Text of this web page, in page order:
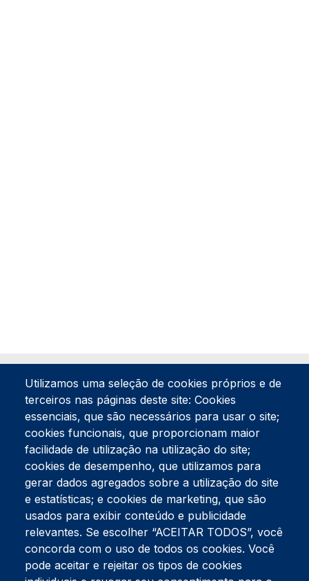
Tel:234 390 100Fax:234 390 100
Endereço Postal
Apartado 42
Rua Gil Eanes 31
3834-908 Gafanha da Nazaré
Estúdios
Rua Prior Guerra
Utilizamos uma seleção de cookies próprios e de
terceiros nas páginas deste site: Cookies
essenciais, que são necessários para usar o site;
cookies funcionais, que proporcionam maior
facilidade de utilização na utilização do site;
cookies de desempenho, que utilizamos para
gerar dados agregados sobre a utilização do site
e estatísticas; e cookies de marketing, que são
usados para exibir conteúdo e publicidade
relevantes. Se escolher “ACEITAR TODOS”, você
concorda com o uso de todos os cookies. Você
pode aceitar e rejeitar os tipos de cookies